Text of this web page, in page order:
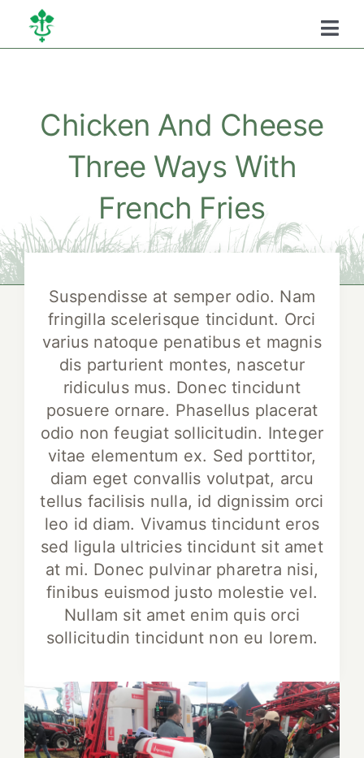
Kihagyás
Kamaráról
Szükséghelyzeti
Chicken And Cheese
Three Ways With
French Fries
Suspendisse at semper odio. Nam
fringilla scelerisque tincidunt. Orci
varius natoque penatibus et magnis
dis parturient montes, nascetur
ridiculus mus. Donec tincidunt
posuere ornare. Phasellus placerat
odio non feugiat sollicitudin. Integer
vitae elementum ex. Sed porttitor,
diam eget convallis volutpat, arcu
tellus facilisis nulla, id dignissim orci
leo id diam. Vivamus tincidunt eros
sed ligula ultricies tincidunt sit amet
at mi. Donec pulvinar pharetra nisi,
finibus euismod justo molestie vel.
Nullam sit amet enim quis orci
sollicitudin tincidunt non eu lorem.